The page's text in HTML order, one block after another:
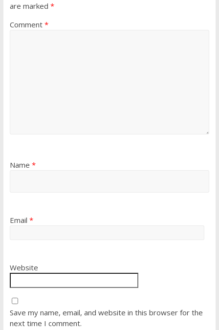
are marked *
Comment *
Name *
Email *
Website
Save my name, email, and website in this browser for the
next time I comment.